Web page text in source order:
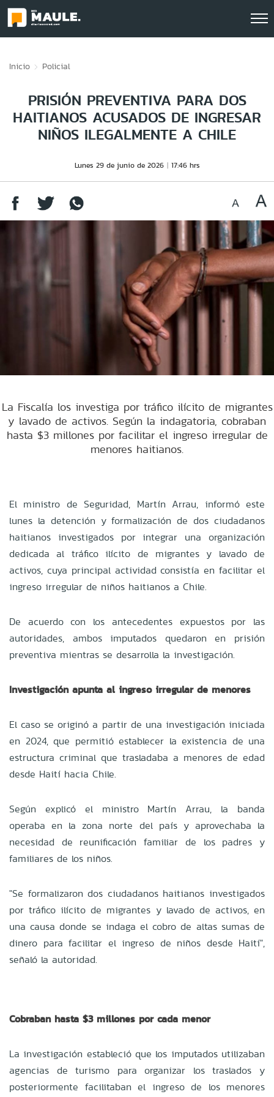
Inicio Policial
PRISIÓN PREVENTIVA PARA DOS
HAITIANOS ACUSADOS DE INGRESAR
NIÑOS ILEGALMENTE A CHILE
Lunes 29 de junio de 2026 17:46 hrs
La Fiscalía los investiga por tráfico ilícito de migrantes
y lavado de activos. Según la indagatoria, cobraban
hasta $3 millones por facilitar el ingreso irregular de
menores haitianos.
El ministro de Seguridad, Martín Arrau, informó este
lunes la detención y formalización de dos ciudadanos
haitianos investigados por integrar una organización
dedicada al tráfico ilícito de migrantes y lavado de
activos, cuya principal actividad consistía en facilitar el
ingreso irregular de niños haitianos a Chile.
De acuerdo con los antecedentes expuestos por las
autoridades, ambos imputados quedaron en prisión
preventiva mientras se desarrolla la investigación.
Investigación apunta al ingreso irregular de menores
El caso se originó a partir de una investigación iniciada
en 2024, que permitió establecer la existencia de una
estructura criminal que trasladaba a menores de edad
desde Haití hacia Chile.
Según explicó el ministro Martín Arrau, la banda
operaba en la zona norte del país y aprovechaba la
necesidad de reunificación familiar de los padres y
familiares de los niños.
"Se formalizaron dos ciudadanos haitianos investigados
por tráfico ilícito de migrantes y lavado de activos, en
una causa donde se indaga el cobro de altas sumas de
dinero para facilitar el ingreso de niños desde Haití",
señaló la autoridad.
Cobraban hasta $3 millones por cada menor
La investigación estableció que los imputados utilizaban
agencias de turismo para organizar los traslados y
posteriormente facilitaban el ingreso de los menores